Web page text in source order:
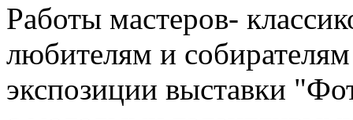
Работы мастеров-
любителям и
экспозиции выставки